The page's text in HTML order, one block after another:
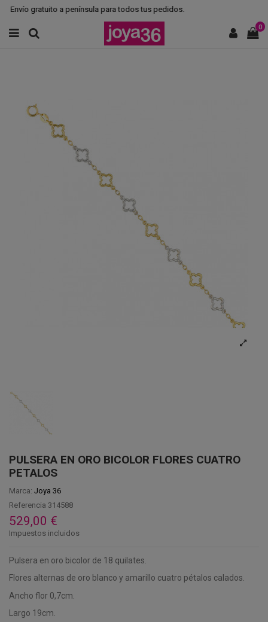
Envío gratuito a península para todos tus pedidos.
0
PULSERA EN ORO BICOLOR FLORES CUATRO
PETALOS
Marca: Joya 36
Referencia 314588
529,00 €
Impuestos incluidos
Pulsera en oro bicolor de 18 quilates.
Flores alternas de oro blanco y amarillo cuatro pétalos calados.
Ancho flor 0,7cm.
Largo 19cm.